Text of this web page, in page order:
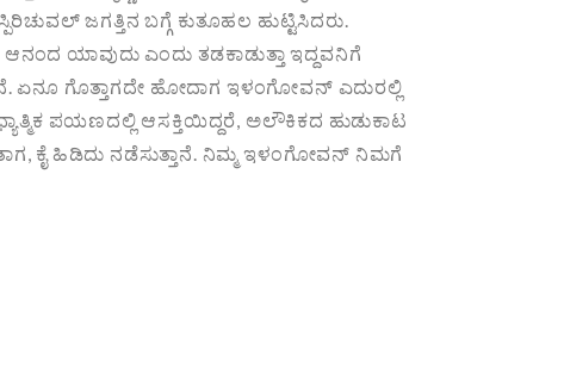
ಜಗತ್ತಿನ ಬಗ್ಗೆ ಕುತೂಹಲ ಹುಟ್ಟಿಸಿದರು.
ಯಾವುದು ಎಂದು ತಡಕಾಡುತ್ತಾ ಇದ್ದವನಿಗೆ
ಏನೂ ಗೊತ್ತಾಗದೇ ಹೋದಾಗ ಇಳಂಗೋವನ್ ಎದುರಲ್ಲಿ
ಪಯಣದಲ್ಲಿ ಆಸಕ್ತಿಯಿದ್ದರೆ, ಅಲೌಕಿಕದ ಹುಡುಕಾಟ
ಕೈ ಹಿಡಿದು ನಡೆಸುತ್ತಾನೆ. ನಿಮ್ಮ ಇಳಂಗೋವನ್ ನಿಮಗೆ